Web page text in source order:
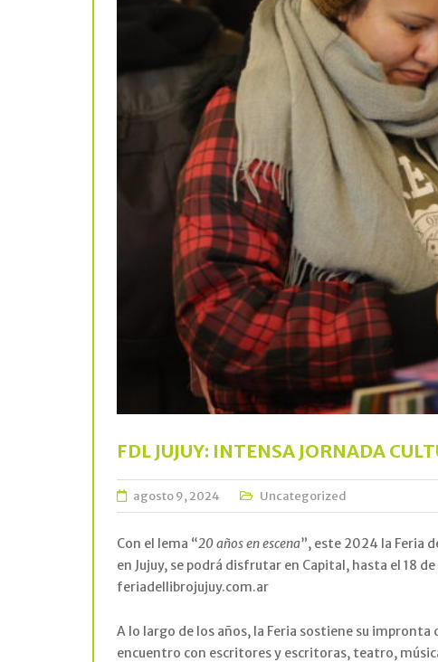
FDL JUJUY: INTENSA JORNADA
agosto 9, 2024 Uncategorized
Con el lema “20 años en escena”, este 2024 la Feria
en Jujuy, se podrá disfrutar en Capital, hasta el 18
feriadellibrojujuy.com.ar
A lo largo de los años, la Feria sostiene su
encuentro con escritores y escritoras, teatro,